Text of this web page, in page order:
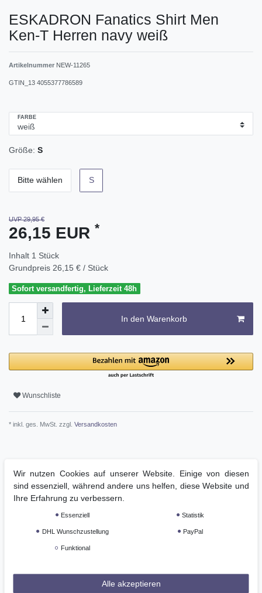
ESKADRON Fanatics Shirt Men
Ken-T Herren navy weiß
Artikelnummer NEW-11265
GTIN_13 4055377786589
FARBE
Größe: S
Bitte wählen S
UVP 29,95 €
26,15 EUR *
Inhalt 1 Stück
Grundpreis 26,15 € / Stück
Sofort versandfertig, Lieferzeit 48h
In den Warenkorb
Wunschliste
* inkl. ges. MwSt. zzgl. Versandkosten
Beschreibung
Weitere Details
Wir nutzen Cookies auf unserer Website. Einige von diesen
sind essenziell, während andere uns helfen, diese Website und
Ihre Erfahrung zu verbessern.
Essenziell Statistik
DHL Wunschzustellung PayPal
Funktional
Alle akzeptieren